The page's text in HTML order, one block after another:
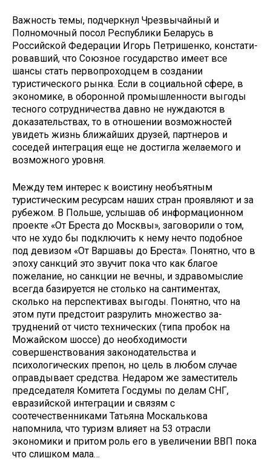
Важность темы, подчеркнул Чрез­вычайный и
Полномочный посол Ре­спублики Беларусь в
Российской Фе­дерации Игорь Петришенко, констати­
ровавший, что Союзное государство имеет все
шансы стать первопроход­цем в создании
туристического рын­ка. Если в социальной сфере, в
эконо­мике, в оборонной промышленности выгоды
тесного сотрудничества давно не нуждаются в
доказательствах, то в отношении возможностей
увидеть жизнь ближайших друзей, партнеров и
соседей интеграция еще не достигла желаемого и
возможного уровня.
Между тем интерес к воистину не­объятным
туристическим ресурсам наших стран проявляют и за
рубежом. В Польше, услышав об информацион­ном
проекте «От Бреста до Москвы», заговорили о том,
что не худо бы под­ключить к нему нечто подобное
под девизом «От Варшавы до Бреста». По­нятно, что в
эпоху санкций это звучит пока что как благое
пожелание, но санкции не вечны, и здравомыслие
всегда базируется не столько на сан­тиментах,
сколько на перспективах выгоды. Понятно, что на
этом пути предстоит разрулить множество за­
труднений от чисто технических (типа пробок на
Можайском шоссе) до не­обходимости
совершенствования зако­нодательства и
психологических пре­пон, но цель в любом случае
оправды­вает средства. Недаром же замести­тель
председателя Комитета Госдумы по делам СНГ,
евразийской интеграции и связям с
соотечественниками Татья­на Москалькова
напомнила, что ту­ризм влияет на 53 отрасли
экономики и притом роль его в увеличении ВВП пока
что слишком мала…